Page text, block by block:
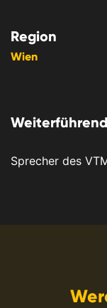
Region
Wien
Sprecher des